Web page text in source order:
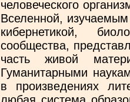
человеческого
Вселенной,
кибернетикой,
сообщества,
часть живой
Гуманитарными
в произведениях